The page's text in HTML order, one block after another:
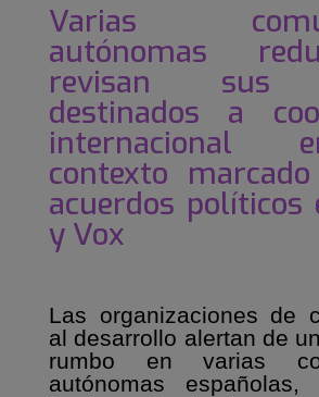
Varias
autónomas
revisan sus
destinados a
internacional
contexto
acuerdos políticos
y Vox
Las organizaciones de
al desarrollo alertan de
rumbo en varias
autónomas